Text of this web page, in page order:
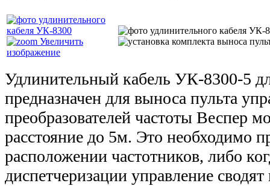
Увеличить
изображение
Удлинительный кабель УК-8300-5
предназначен для выноса пульта
преобразователей частоты Веспер
расстояние до 5м. Это необходимо
расположении частотников, либо
диспетчеризации управление